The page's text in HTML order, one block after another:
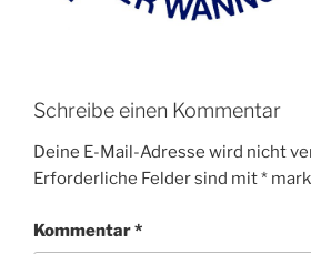
Schreibe einen Kommentar
Deine E-Mail-Adresse wird nicht
Erforderliche Felder sind mit*
Kommentar*